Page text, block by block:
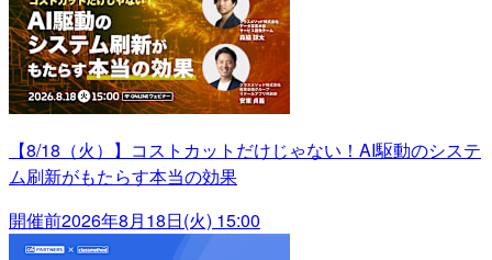
【8/18（火）】コストカットだけじゃない！AI駆動のシステ
ム刷新がもたらす本当の効果
開催前2026年8月18日(火) 15:00